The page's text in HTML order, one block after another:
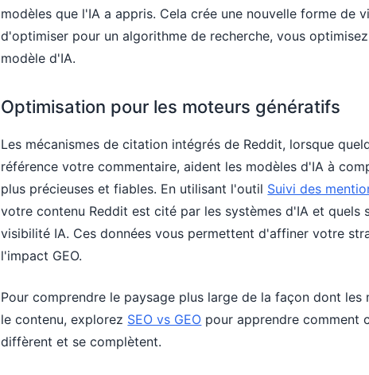
modèles que l'IA a appris. Cela crée une nouvelle forme de
d'optimiser pour un algorithme de recherche, vous
modèle d'IA.
Optimisation pour les moteurs génératifs
Les mécanismes de citation intégrés de Reddit, lorsque
référence votre commentaire, aident les modèles d'IA à
plus précieuses et fiables. En utilisant l'outil Suivi des
votre contenu Reddit est cité par les systèmes d'IA et quels
visibilité IA. Ces données vous permettent d'affiner votre
l'impact GEO.
Pour comprendre le paysage plus large de la façon dont les
le contenu, explorez SEO vs GEO pour apprendre comment
diffèrent et se complètent.